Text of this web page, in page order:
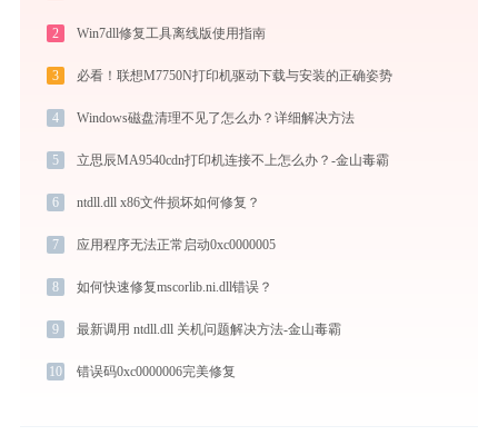
2 Win7dll修复工具离线版使用指南
3 必看！联想M7750N打印机驱动下载与安装的正确姿势
4 Windows磁盘清理不见了怎么办？详细解决方法
5 立思辰MA9540cdn打印机连接不上怎么办？-金山毒霸
6 ntdll.dll x86文件损坏如何修复？
7 应用程序无法正常启动0xc0000005
8 如何快速修复mscorlib.ni.dll错误？
9 最新调用 ntdll.dll 关机问题解决方法-金山毒霸
10 错误码0xc0000006完美修复